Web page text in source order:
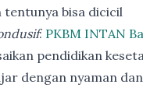
bisa dicicil
: PKBM INTAN
pendidikan
dengan nyaman